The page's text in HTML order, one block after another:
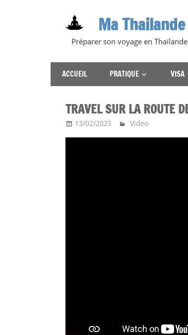
content
Ma Thailande
Préparer son voyage en
ACCUEIL PRATIQUE VISA
TRAVEL SUR LA ROUTE
13/02/2025 Ma Thailande
Video